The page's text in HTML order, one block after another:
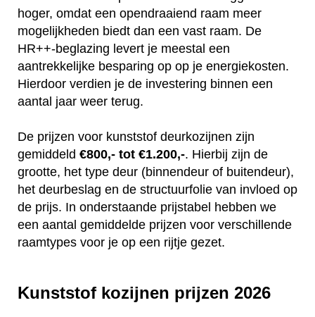
hoger, omdat een opendraaiend raam meer
mogelijkheden biedt dan een vast raam. De
HR++-beglazing levert je meestal een
aantrekkelijke besparing op op je energiekosten.
Hierdoor verdien je de investering binnen een
aantal jaar weer terug.
De prijzen voor kunststof deurkozijnen zijn
gemiddeld €800,- tot €1.200,-. Hierbij zijn de
grootte, het type deur (binnendeur of buitendeur),
het deurbeslag en de structuurfolie van invloed op
de prijs. In onderstaande prijstabel hebben we
een aantal gemiddelde prijzen voor verschillende
raamtypes voor je op een rijtje gezet.
Kunststof kozijnen prijzen 2026